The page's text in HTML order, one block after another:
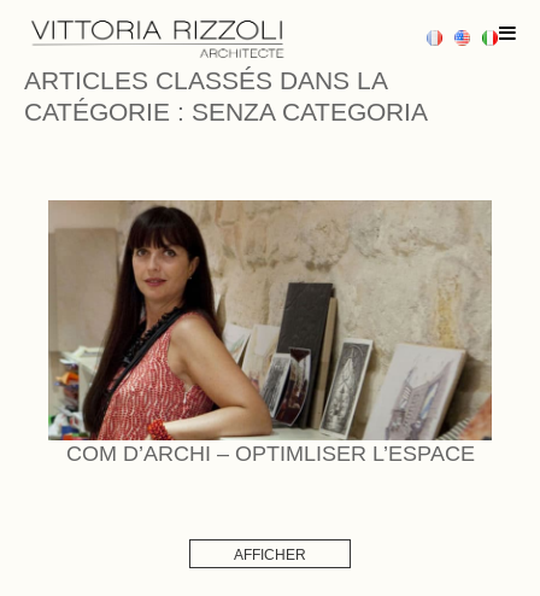
PROJETS
PRESTATIONS
BLOG
PRESSE
AVIS CLIENTS
CONTACT
ARTICLES CLASSÉS DANS LA
CATÉGORIE : SENZA CATEGORIA
COM D’ARCHI – OPTIMLISER L’ESPACE
AFFICHER